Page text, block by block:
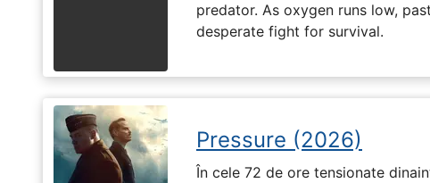
predator. As oxygen runs low,
desperate fight for survival.
Pressure (2026)
În cele 72 de ore tensionate